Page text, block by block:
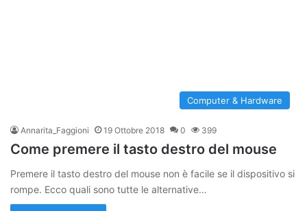
Computer & Hardware
Annarita_Faggioni 19 Ottobre 2018 0 399
Come premere il tasto destro del mouse
Premere il tasto destro del mouse non è facile se il dispositivo si
rompe. Ecco quali sono tutte le alternative…